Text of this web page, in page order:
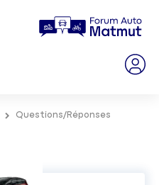
Questions/Réponses